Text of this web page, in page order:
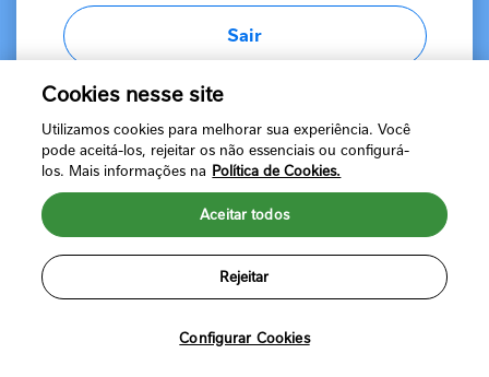
Verificar e-mail
ou
Já possui uma conta?Fazer login
Sair
Política de Privacidade
©2024 Nestlé Brasil Ltda. Todos os direitos reservados. Marcas
Cookies nesse site
Utilizamos cookies para melhorar sua experiência. Você
pode aceitá-los, rejeitar os não essenciais ou configurá-
los. Mais informações na Política de Cookies.
Configurar Cookies
Rejeitar
Aceitar todos